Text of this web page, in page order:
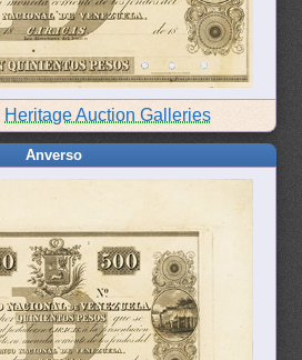
Heritage Auction Galleries
Anverso